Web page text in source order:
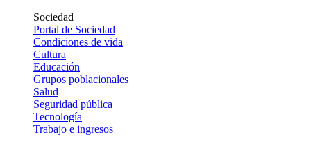
Sociedad
Portal de Sociedad
Condiciones de vida
Cultura
Educación
Grupos poblacionales
Salud
Seguridad pública
Tecnología
Trabajo e ingresos